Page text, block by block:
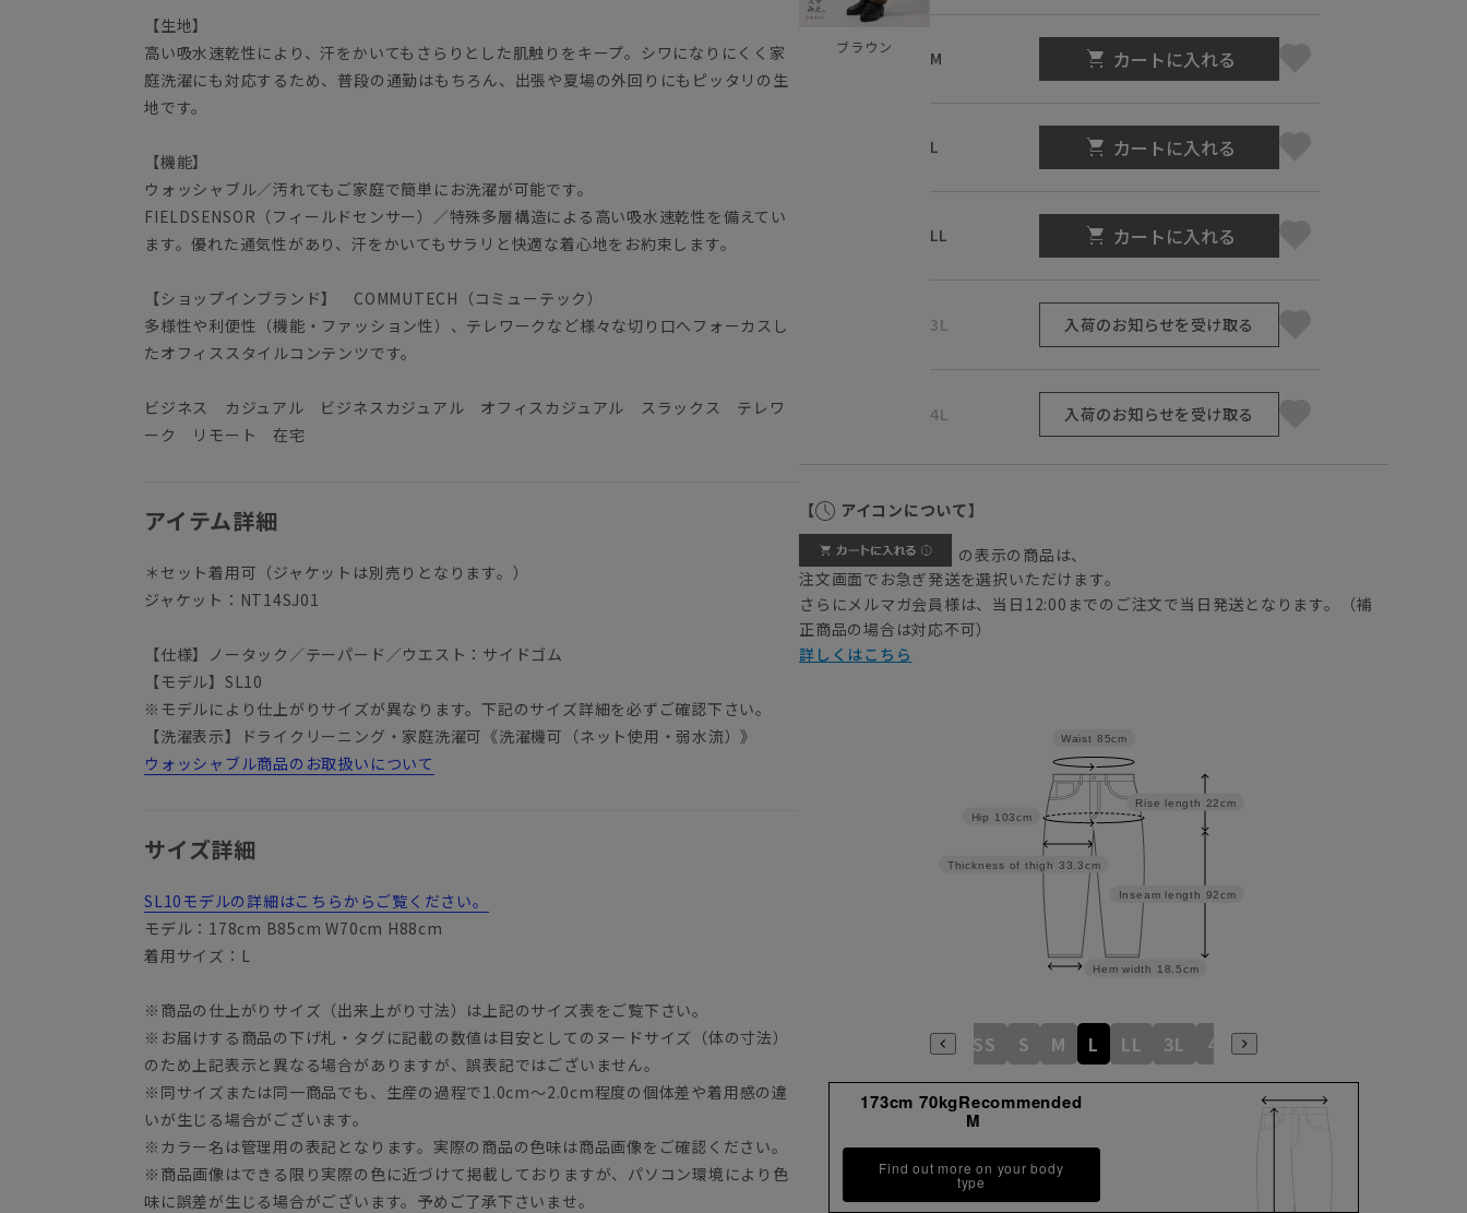
【生地】
高い吸水速乾性により、汗をかいてもさらりとした肌触りをキープ。シワになりにくく家
庭洗濯にも対応するため、普段の通勤はもちろん、出張や夏場の外回りにもピッタリの生
地です。
【機能】
ウォッシャブル／汚れてもご家庭で簡単にお洗濯が可能です。
FIELDSENSOR（フィールドセンサー）／特殊多層構造による高い吸水速乾性を備えてい
ます。優れた通気性があり、汗をかいてもサラリと快適な着心地をお約束します。
【ショップインブランド】 COMMUTECH（コミューテック）
多様性や利便性（機能・ファッション性）、テレワークなど様々な切り口へフォーカスし
たオフィススタイルコンテンツです。
ビジネス カジュアル ビジネスカジュアル オフィスカジュアル スラックス テレワ
ーク リモート 在宅
アイテム詳細
＊セット着用可（ジャケットは別売りとなります。）
ジャケット：NT14SJ01
【仕様】ノータック／テーパード／ウエスト：サイドゴム
【モデル】SL10
※モデルにより仕上がりサイズが異なります。下記のサイズ詳細を必ずご確認下さい。
【洗濯表示】ドライクリーニング・家庭洗濯可《洗濯機可（ネット使用・弱水流）》
ウォッシャブル商品のお取扱いについて
サイズ詳細
SL10モデルの詳細はこちらからご覧ください。
モデル：178cm B85cm W70cm H88cm
着用サイズ：L
※商品の仕上がりサイズ（出来上がり寸法）は上記のサイズ表をご覧下さい。
※お届けする商品の下げ札・タグに記載の数値は目安としてのヌードサイズ（体の寸法）
のため上記表示と異なる場合がありますが、誤表記ではございません。
※同サイズまたは同一商品でも、生産の過程で1.0cm～2.0cm程度の個体差や着用感の違
いが生じる場合がございます。
※カラー名は管理用の表記となります。実際の商品の色味は商品画像をご確認ください。
※商品画像はできる限り実際の色に近づけて掲載しておりますが、パソコン環境により色
味に誤差が生じる場合がございます。予めご了承下さいませ。
ブラウン
M カートに入れる
L カートに入れる
LL カートに入れる
3L 入荷のお知らせを受け取る
4L 入荷のお知らせを受け取る
【 アイコンについて】
の表示の商品は、
注文画面でお急ぎ発送を選択いただけます。
さらにメルマガ会員様は、当日12:00までのご注文で当日発送となります。（補
正商品の場合は対応不可）
詳しくはこちら
Inseam length 92cm
Rise length 22cm
Hem width 18.5cm
Thickness of thigh 33.3cm
Hip 103cm
Waist 85cm
SS S M L LL 3L 4L
173cm 70kgRecommended
M
Find out more on your body
type